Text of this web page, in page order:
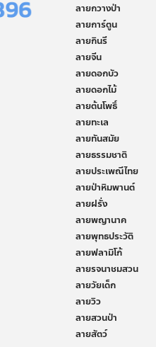
ลายกวางป่า
ลายการ์ตูน
ลายกินรี
ลายจีน
ลายดอกบัว
ลายดอกไม้
ลายต้นโพธิ์
ลายทะเล
ลายทันสมัย
ลายธรรมชาติ
ลายประเพณีไทย
ลายป่าหิมพานต์
ลายฝรั่ง
ลายพญานาค
ลายพุทธประวัติ
ลายฟลามิโก้
ลายรจนาชมสวน
ลายวัยเด็ก
ลายวิว
ลายสวนป่า
ลายสัตว์